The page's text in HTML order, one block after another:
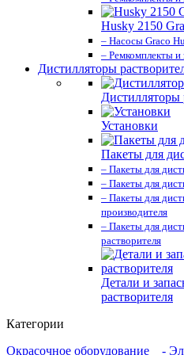
Husky 2150
– Насосы Graco
– Ремкомплекты и
Дистилляторы
Дистилляторы
Установки
Пакеты для
– Пакеты для
– Пакеты для
– Пакеты для
производителя
– Пакеты для
растворителя
Детали и
растворителя
Категории
Окрасочное оборудование
-